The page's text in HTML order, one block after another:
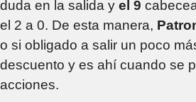
duda en la salida y el 9
el 2 a 0. De esta manera,
o si obligado a salir un poco
descuento y es ahí cuando se
acciones.